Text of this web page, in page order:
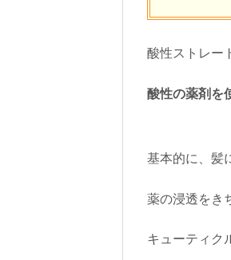
酸性ストレー
酸性の薬剤を
基本的に、髪
薬の浸透をき
キューティク